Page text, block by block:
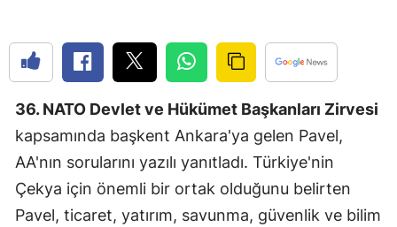
Eskişehir
Gaziantep
Giresun
36. NATO Devlet ve Hükümet Başkanları Zirvesi
kapsamında başkent Ankara'ya gelen Pavel,
AA'nın sorularını yazılı yanıtladı. Türkiye'nin
Çekya için önemli bir ortak olduğunu belirten
Pavel, ticaret, yatırım, savunma, güvenlik ve bilim